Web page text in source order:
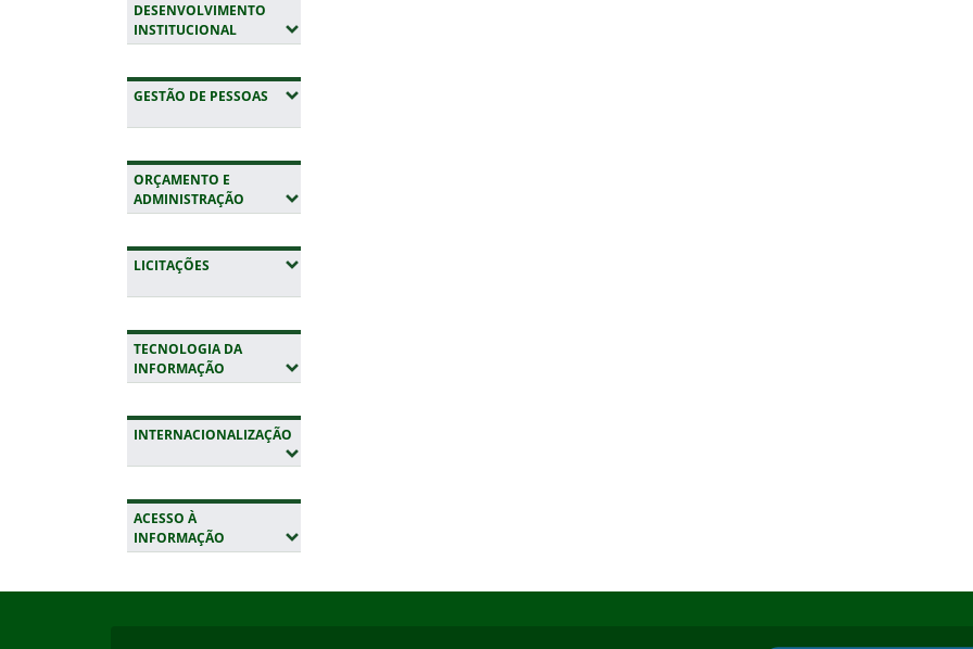
DESENVOLVIMENTO
INSTITUCIONAL(EXPANDIR SUBMENUS)
GESTÃO DE PESSOAS (EXPANDIR SUBMENUS)
ORÇAMENTO E
ADMINISTRAÇÃO (EXPANDIR SUBMENUS)
LICITAÇÕES (EXPANDIR SUBMENUS)
TECNOLOGIA DA
INFORMAÇÃO (EXPANDIR SUBMENUS)
INTERNACIONALIZAÇÃO
ACESSO À
INFORMAÇÃO (EXPANDIR SUBMENUS)